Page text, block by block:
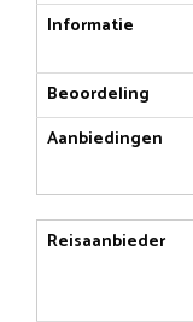
Informatie
Beoordeling
Aanbiedingen
Reisaanbieder